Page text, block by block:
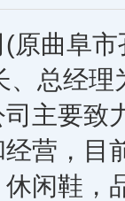
原曲阜
、总经理
主要致
营，目
闲鞋，